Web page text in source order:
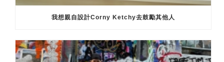
我想親自設計Corny Ketchy去鼓勵其他人